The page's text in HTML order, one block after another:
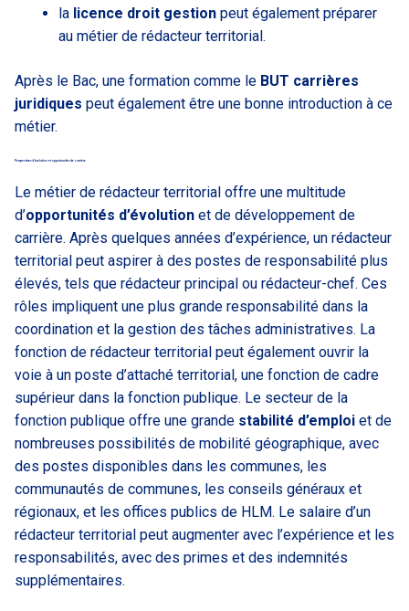
la licence droit gestion peut également préparer
au métier de rédacteur territorial.
Après le Bac, une formation comme le BUT carrières
juridiques peut également être une bonne introduction à ce
métier.
Perspectives d’évolution et opportunités de carrière
Le métier de rédacteur territorial offre une multitude
d’opportunités d’évolution et de développement de
carrière. Après quelques années d’expérience, un rédacteur
territorial peut aspirer à des postes de responsabilité plus
élevés, tels que rédacteur principal ou rédacteur-chef. Ces
rôles impliquent une plus grande responsabilité dans la
coordination et la gestion des tâches administratives. La
fonction de rédacteur territorial peut également ouvrir la
voie à un poste d’attaché territorial, une fonction de cadre
supérieur dans la fonction publique. Le secteur de la
fonction publique offre une grande stabilité d’emploi et de
nombreuses possibilités de mobilité géographique, avec
des postes disponibles dans les communes, les
communautés de communes, les conseils généraux et
régionaux, et les offices publics de HLM. Le salaire d’un
rédacteur territorial peut augmenter avec l’expérience et les
responsabilités, avec des primes et des indemnités
supplémentaires.